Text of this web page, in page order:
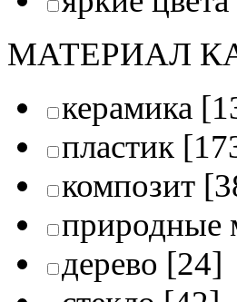
МАТЕРИАЛ
керамика
пластик
композит
природные
дерево [24]